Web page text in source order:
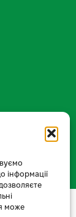
інформації
може